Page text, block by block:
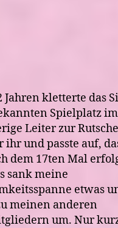
Jahren kletterte das
Spielplatz
Leiter zur
ihr und passte auf,
dem 17ten Mal
sank meine
etwas
meinen anderen
um. Nur